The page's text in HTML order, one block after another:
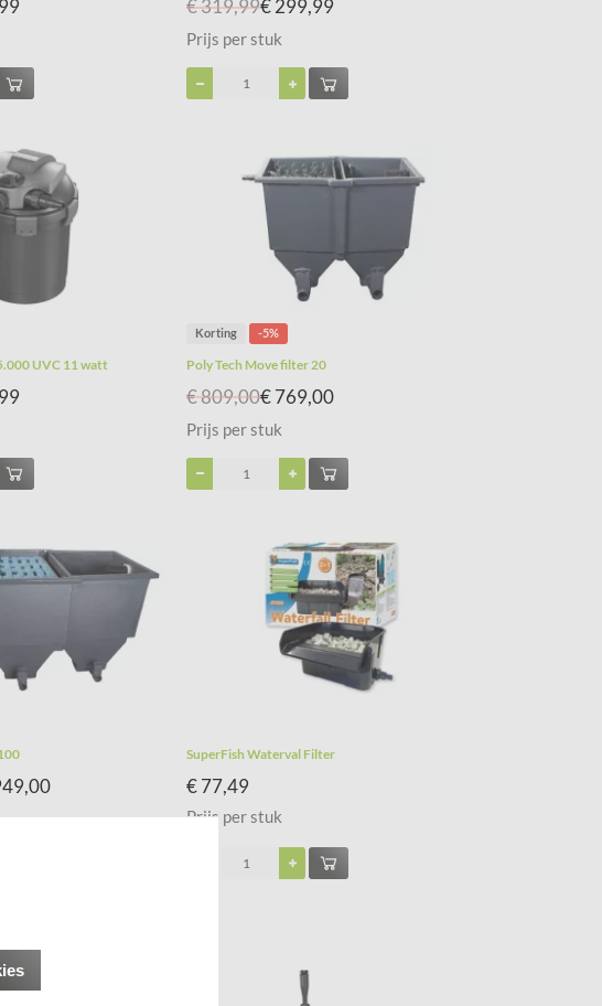
€ 319,99€ 299,99
Prijs per stuk
UVC 11 watt
Korting -5%
Poly Tech Move filter 20
€ 809,00€ 769,00
Prijs per stuk
SuperFish Waterval Filter
€ 77,49
Prijs per stuk